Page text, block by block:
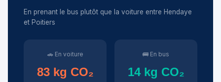
En prenant le bus plutôt que la voiture entre Hendaye
et Poitiers
🚗 En voiture
83 kg CO₂
🚌 En bus
14 kg CO₂